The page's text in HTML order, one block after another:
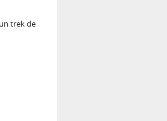
trek de